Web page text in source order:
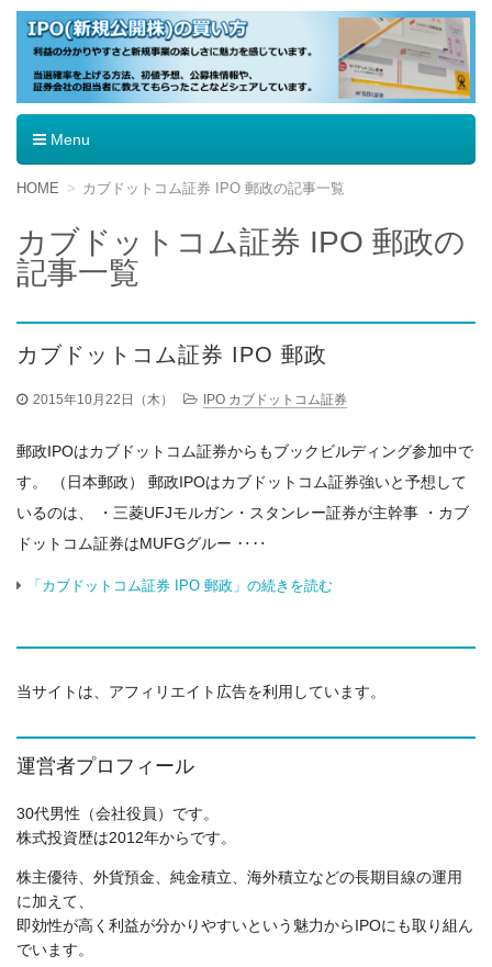
IPO（新規公開株）の買い方
Menu
コ
ン
ツ
へ
HOME カブドットコム証券 IPO 郵政の記事一覧
カブドットコム証券 IPO 郵政の
記事一覧
カブドットコム証券 IPO 郵政
2015年10月22日（木） IPO カブドットコム証券
郵政IPOはカブドットコム証券からもブックビルディング参加中で
す。 （日本郵政） 郵政IPOはカブドットコム証券強いと予想して
いるのは、 ・三菱UFJモルガン・スタンレー証券が主幹事 ・カブ
ドットコム証券はMUFGグルー ‥‥
「カブドットコム証券 IPO 郵政」の続きを読む
当サイトは、アフィリエイト広告を利用しています。
運営者プロフィール
30代男性（会社役員）です。
株式投資歴は2012年からです。
株主優待、外貨預金、純金積立、海外積立などの長期目線の運用
に加えて、
即効性が高く利益が分かりやすいという魅力からIPOにも取り組ん
でいます。